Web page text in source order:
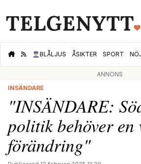
👮🏻‍♂️BLÅLJUS ÅSIKTER SPORT
ANNONS
INSÄNDARE
"INSÄNDARE:
politik behöver en
förändring"